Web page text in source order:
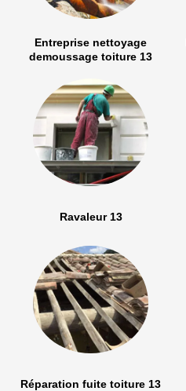
Entreprise nettoyage
demoussage toiture 13
Ravaleur 13
Réparation fuite toiture 13